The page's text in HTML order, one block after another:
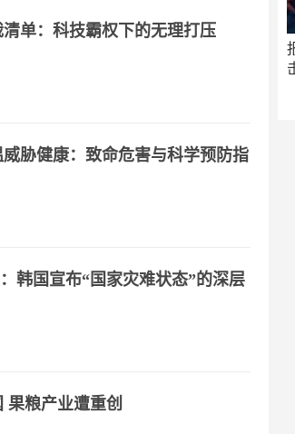
单：科技霸权下的无理打压
胁健康：致命危害与科学预防指
韩国宣布“国家灾难状态”的深层
果粮产业遭重创